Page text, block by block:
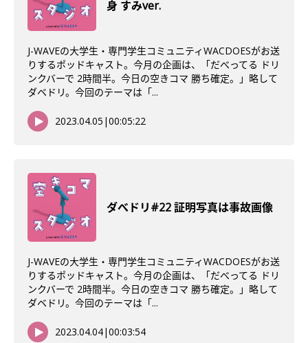
身 すみver.
J-WAVEの大学生・専門学生コミュニティWACDOESがお送
りするポッドキャスト。今月の企画は、「だべってる ドリ
ンクバーで 2時間半。今日の空きコマ 勝ち確定。」略して
ダベドリ。今回のテーマは「...
2023.04.05 |00:05:22
ダべドリ#22 証明写真は事故画像
J-WAVEの大学生・専門学生コミュニティWACDOESがお送
りするポッドキャスト。今月の企画は、「だべってる ドリ
ンクバーで 2時間半。今日の空きコマ 勝ち確定。」略して
ダベドリ。今回のテーマは「...
2023.04.04|00:03:54